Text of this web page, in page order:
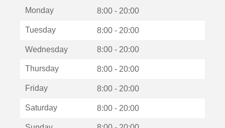
Monday 8:00 - 20:00
Tuesday 8:00 - 20:00
Wednesday 8:00 - 20:00
Thursday 8:00 - 20:00
Friday 8:00 - 20:00
Saturday 8:00 - 20:00